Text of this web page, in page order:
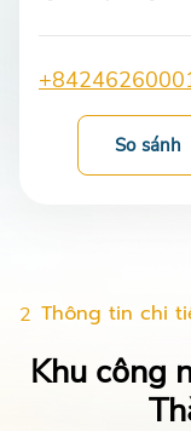
So sánh
2 Thông tin chi
Khu công